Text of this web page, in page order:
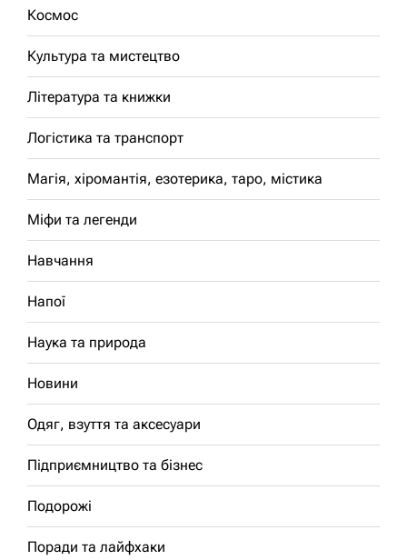
Космос
Культура та мистецтво
Література та книжки
Логістика та транспорт
Магія, хіромантія, езотерика, таро, містика
Міфи та легенди
Навчання
Напої
Наука та природа
Новини
Одяг, взуття та аксесуари
Підприємництво та бізнес
Подорожі
Поради та лайфхаки